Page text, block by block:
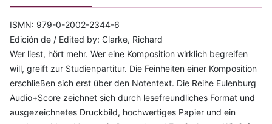
ISMN: 979-0-2002-2344-6
Edición de / Edited by: Clarke, Richard
Wer liest, hört mehr. Wer eine Komposition wirklich begreifen
will, greift zur Studienpartitur. Die Feinheiten einer Komposition
erschließen sich erst über den Notentext. Die Reihe Eulenburg
Audio+Score zeichnet sich durch lesefreundliches Format und
ausgezeichnetes Druckbild, hochwertiges Papier und ein